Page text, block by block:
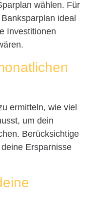
wählen. Für
ideal
Investitionen
ermitteln, wie viel
um dein
Berücksichtige
Ersparnisse